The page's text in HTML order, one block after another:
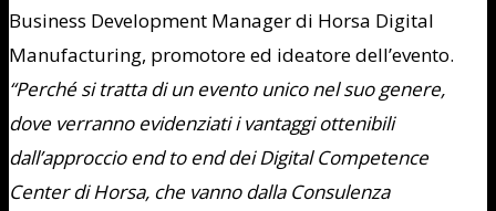
Business Development Manager di Horsa Digital
Manufacturing, promotore ed ideatore dell’evento.
“Perché si tratta di un evento unico nel suo genere,
dove verranno evidenziati i vantaggi ottenibili
dall’approccio end to end dei Digital Competence
Center di Horsa, che vanno dalla Consulenza